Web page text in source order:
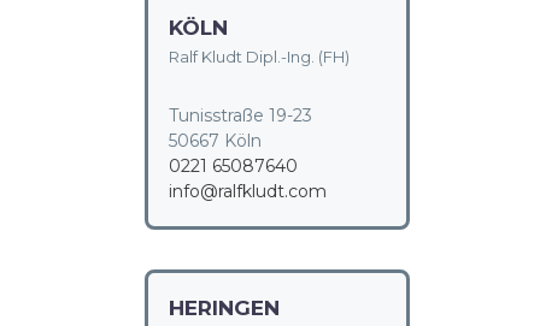
KÖLN
Ralf Kludt Dipl.-Ing. (FH)
Tunisstraße 19-23
50667 Köln
0221 65087640
info@ralfkludt.com
HERINGEN